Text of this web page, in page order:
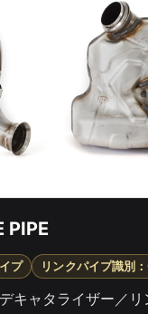
PIPE
プ リンクパイプ識別
キャタライザー／